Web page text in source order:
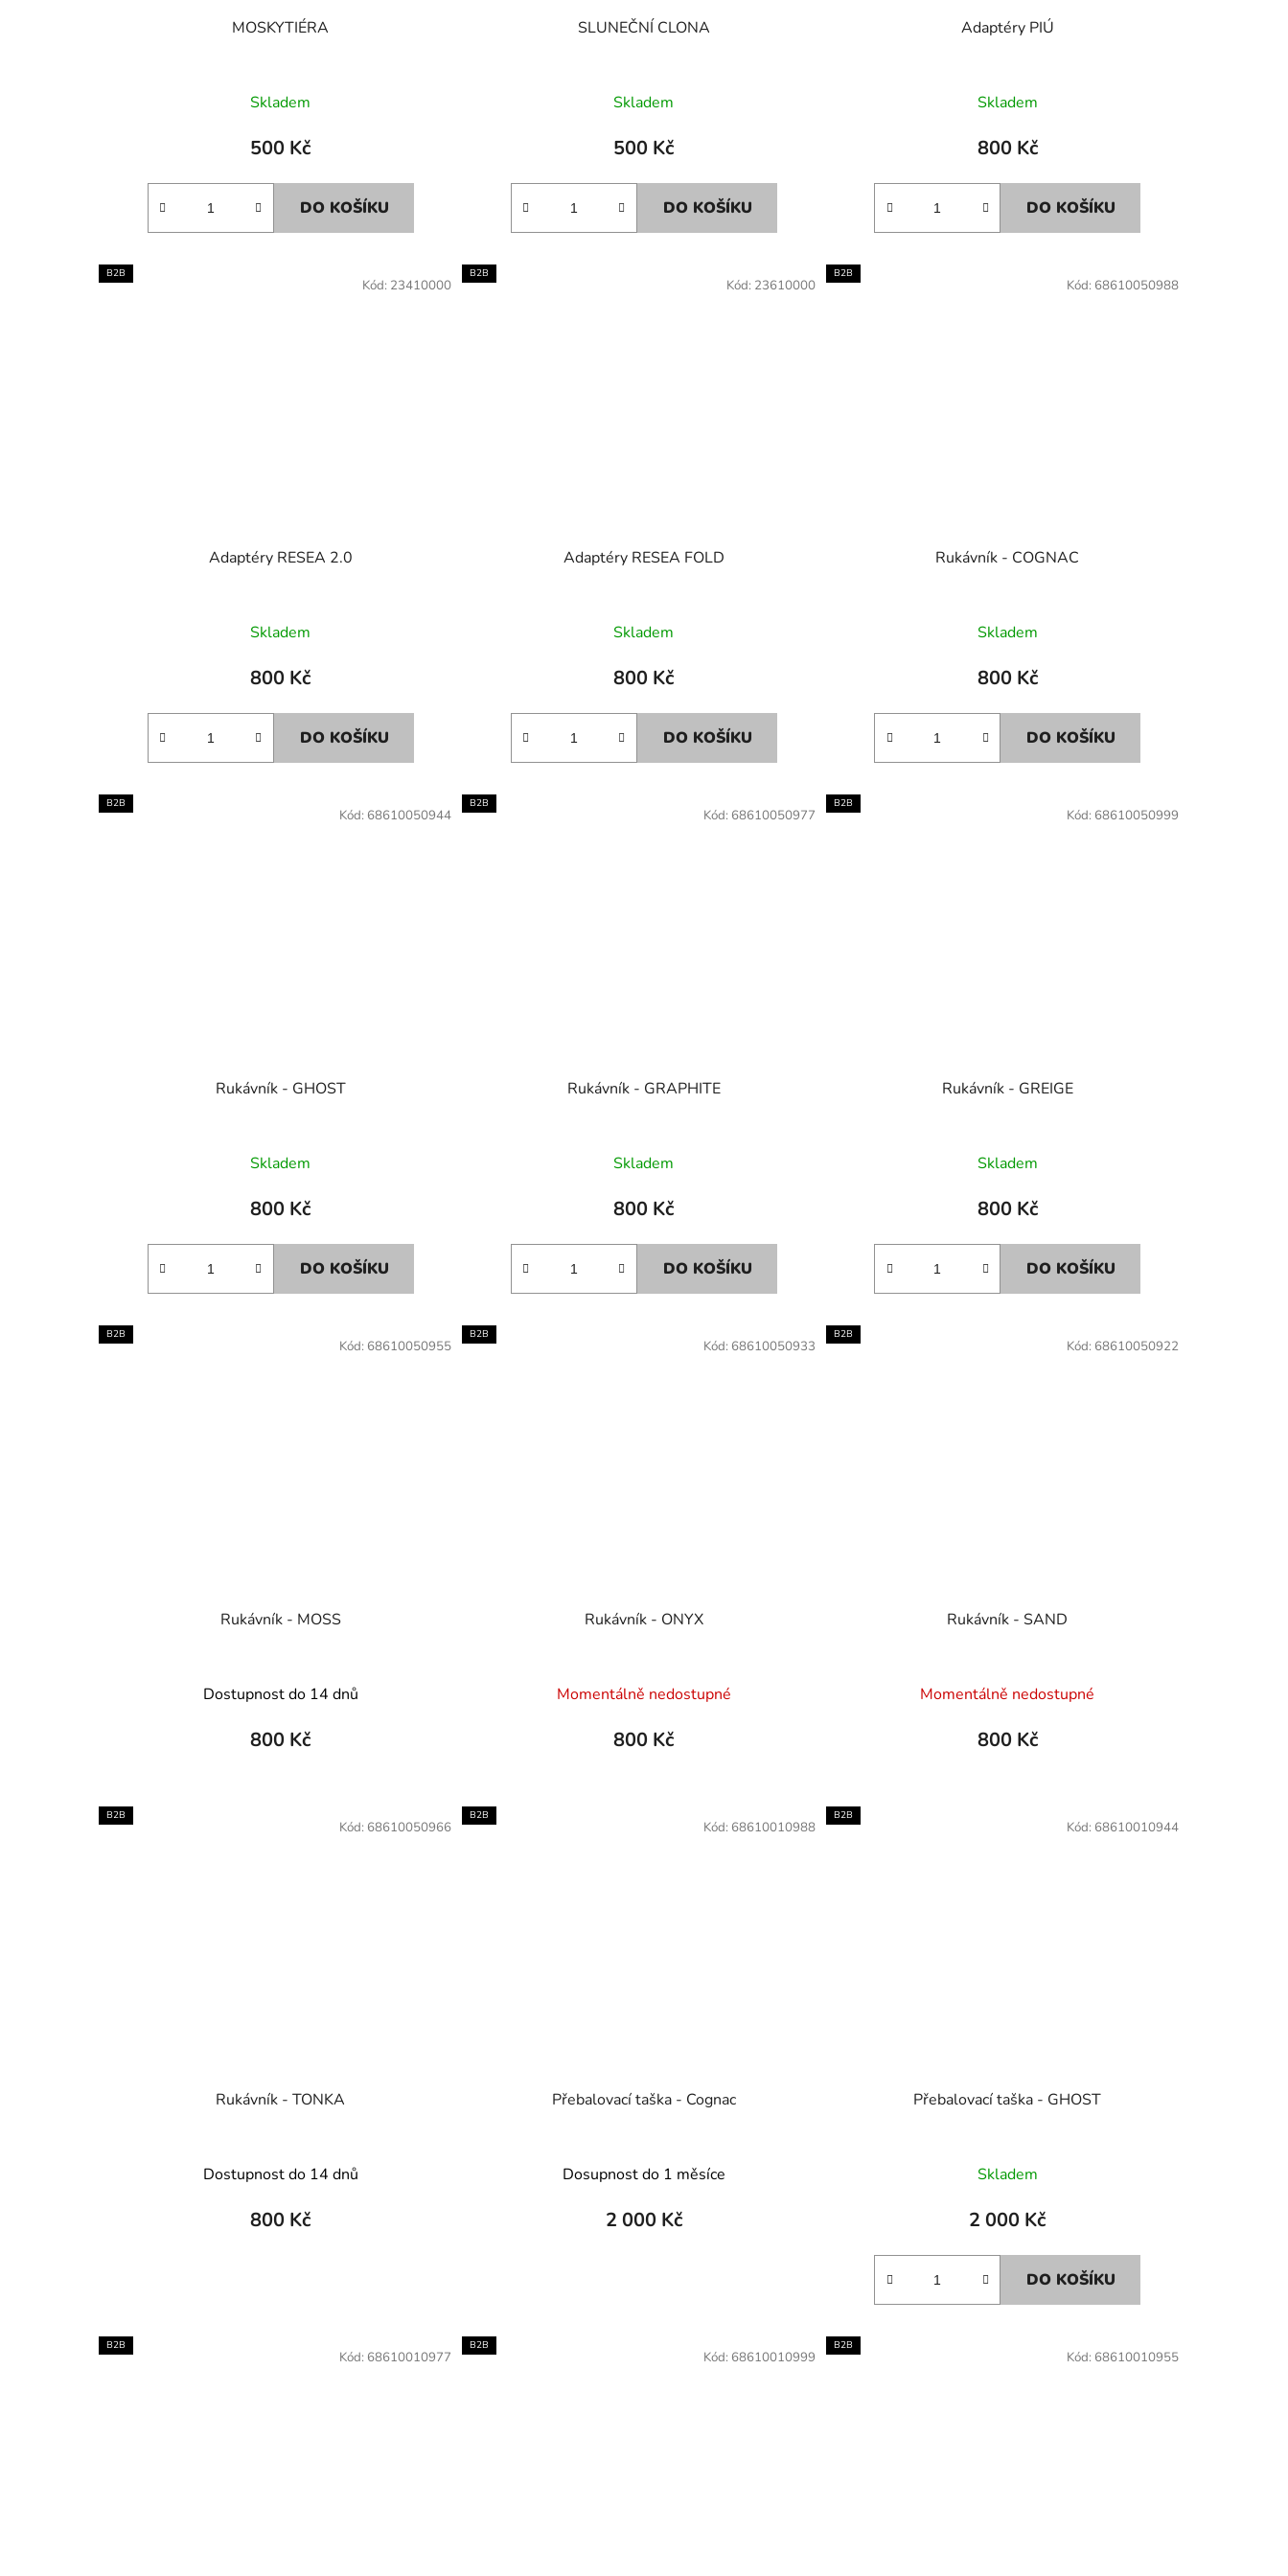
MOSKYTIÉRA
Skladem
500 Kč
DO KOŠÍKU
SLUNEČNÍ CLONA
Skladem
500 Kč
DO KOŠÍKU
Adaptéry PIÚ
Skladem
800 Kč
DO KOŠÍKU
B2B
Adaptéry RESEA 2.0
Skladem
800 Kč
DO KOŠÍKU
Kód: 23410000
B2B
Adaptéry RESEA FOLD
Skladem
800 Kč
DO KOŠÍKU
Kód: 23610000
B2B
Rukávník - COGNAC
Skladem
800 Kč
DO KOŠÍKU
Kód: 68610050988
B2B
Rukávník - GHOST
Skladem
800 Kč
DO KOŠÍKU
Kód: 68610050944
B2B
Rukávník - GRAPHITE
Skladem
800 Kč
DO KOŠÍKU
Kód: 68610050977
B2B
Rukávník - GREIGE
Skladem
800 Kč
DO KOŠÍKU
Kód: 68610050999
B2B
Rukávník - MOSS
Dostupnost do 14 dnů
800 Kč
Kód: 68610050955
B2B
Rukávník - ONYX
Momentálně nedostupné
800 Kč
Kód: 68610050933
B2B
Rukávník - SAND
Momentálně nedostupné
800 Kč
Kód: 68610050922
B2B
Rukávník - TONKA
Dostupnost do 14 dnů
800 Kč
Kód: 68610050966
B2B
Přebalovací taška - Cognac
Dosupnost do 1 měsíce
2 000 Kč
Kód: 68610010988
B2B
Přebalovací taška - GHOST
Skladem
2 000 Kč
DO KOŠÍKU
Kód: 68610010944
B2B
Kód: 68610010977
B2B
Kód: 68610010999
B2B
Kód: 68610010955